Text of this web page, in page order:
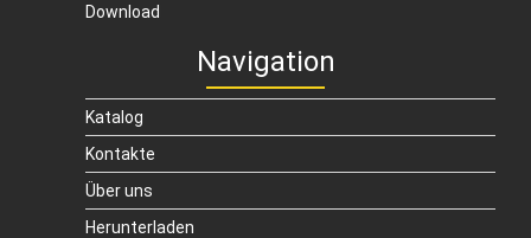
Download
Navigation
Katalog
Kontakte
Über uns
Herunterladen